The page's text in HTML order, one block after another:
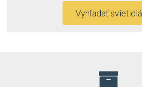
Vyhľadať svietidlá